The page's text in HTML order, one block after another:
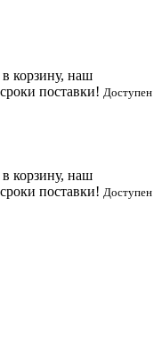
в корзину, наш
поставки! Доступен
в корзину, наш
поставки! Доступен